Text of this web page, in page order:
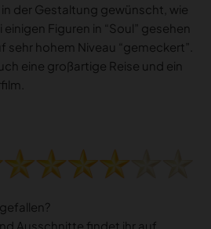
der Gestaltung gewünscht, wie
Figuren in “Soul” gesehen
sehr hohem Niveau “gemeckert”.
eine großartige Reise und ein
Ausschnitte findet ihr auf